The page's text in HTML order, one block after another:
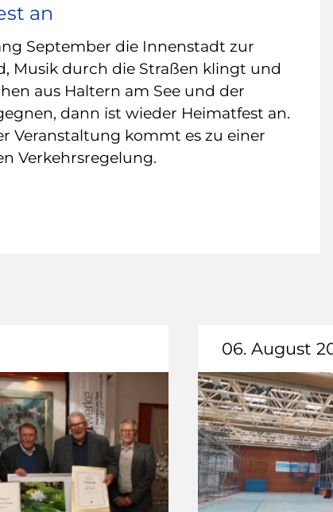
an
September die Innenstadt zur
Musik durch die Straßen klingt und
aus Haltern am See und der
dann ist wieder Heimatfest an.
Veranstaltung kommt es zu einer
Verkehrsregelung.
06. August